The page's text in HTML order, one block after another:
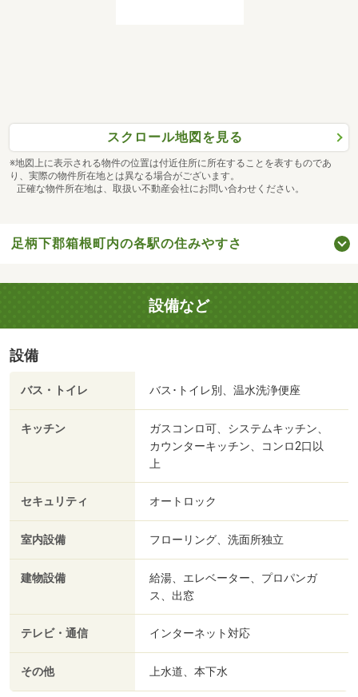
スクロール地図を見る
※地図上に表示される物件の位置は付近住所に所在することを表すものであ
り、実際の物件所在地とは異なる場合がございます。
正確な物件所在地は、取扱い不動産会社にお問い合わせください。
足柄下郡箱根町内の各駅の住みやすさ
設備など
設備
バス・トイレ バス･トイレ別、温水洗浄便座
キッチン
ガスコンロ可、システムキッチン、
カウンターキッチン、コンロ2口以
上
セキュリティ オートロック
室内設備 フローリング、洗面所独立
建物設備
給湯、エレベーター、プロパンガ
ス、出窓
テレビ・通信 インターネット対応
その他 上水道、本下水